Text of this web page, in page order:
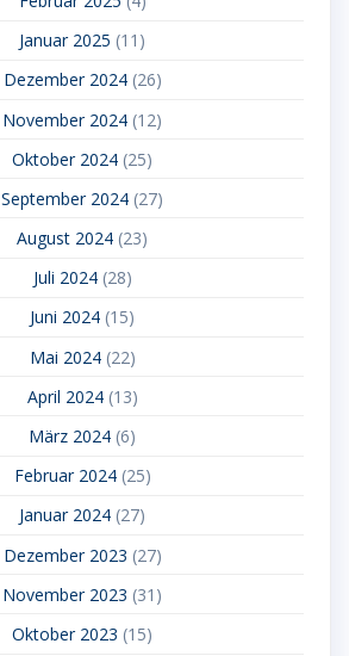
Januar 2025 (11)
Dezember 2024(26)
November 2024 (12)
Oktober 2024 (25)
September 2024 (27)
August 2024 (23)
Juli 2024(28)
Juni 2024 (15)
Mai 2024(22)
April 2024(13)
März 2024 (6)
Februar 2024(25)
Januar 2024 (27)
Dezember 2023 (27)
November 2023 (31)
Oktober 2023 (15)